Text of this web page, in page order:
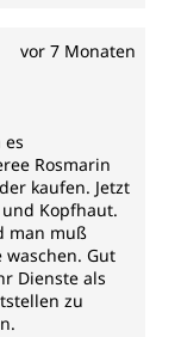
vor 7 Monaten
5 Sternen
es
Rosmarin
kaufen. Jetzt
Kopfhaut.
man muß
Gut
Dienste als
zu